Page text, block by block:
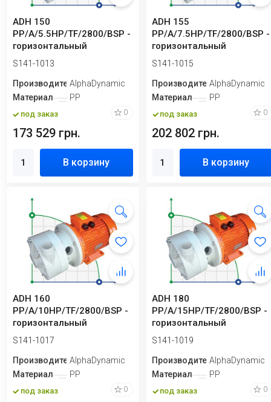
ADH 150
PP/A/5.5HP/TF/2800/BSP -
горизонтальный
центробежный насос
S141-1013
ПроизводительAlphaDynamic
Материал
PP
под заказ 0
173 529 грн.
В корзину
ADH 155
PP/A/7.5HP/TF/2800/BSP -
горизонтальный
центробежный насос
S141-1015
ПроизводительAlphaDynamic
Материал
PP
под заказ 0
202 802 грн.
В корзину
ADH 160
PP/A/10HP/TF/2800/BSP -
горизонтальный
центробежный насос
S141-1017
ПроизводительAlphaDynamic
Материал
PP
под заказ 0
ADH 180
PP/A/15HP/TF/2800/BSP -
горизонтальный
центробежный насос
S141-1019
ПроизводительAlphaDynamic
Материал
PP
под заказ 0